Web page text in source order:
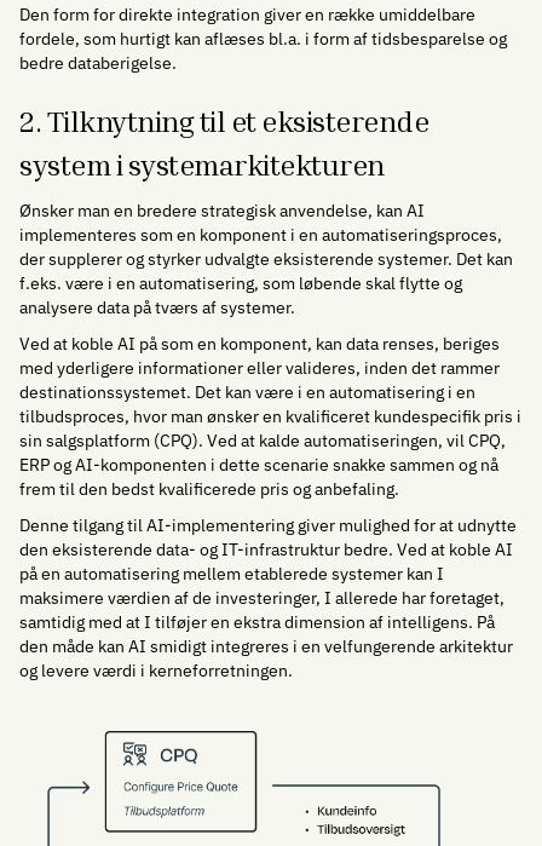
Den form for direkte integration giver en række umiddelbare
fordele, som hurtigt kan aflæses bl.a. i form af tidsbesparelse og
bedre databerigelse.
2. Tilknytning til et eksisterende
system i systemarkitekturen
Ønsker man en bredere strategisk anvendelse, kan AI
implementeres som en komponent i en automatiseringsproces,
der supplerer og styrker udvalgte eksisterende systemer. Det kan
f.eks. være i en automatisering, som løbende skal flytte og
analysere data på tværs af systemer.
Ved at koble AI på som en komponent, kan data renses, beriges
med yderligere informationer eller valideres, inden det rammer
destinationssystemet. Det kan være i en automatisering i en
tilbudsproces, hvor man ønsker en kvalificeret kundespecifik pris i
sin salgsplatform (CPQ). Ved at kalde automatiseringen, vil CPQ,
ERP og AI-komponenten i dette scenarie snakke sammen og nå
frem til den bedst kvalificerede pris og anbefaling.
Denne tilgang til AI-implementering giver mulighed for at udnytte
den eksisterende data- og IT-infrastruktur bedre. Ved at koble AI
på en automatisering mellem etablerede systemer kan I
maksimere værdien af de investeringer, I allerede har foretaget,
samtidig med at I tilføjer en ekstra dimension af intelligens. På
den måde kan AI smidigt integreres i en velfungerende arkitektur
og levere værdi i kerneforretningen.